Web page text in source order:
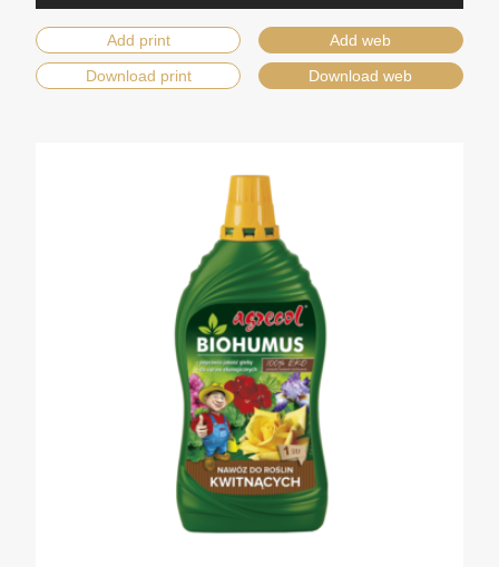
Add print
Add web
Download print
Download web